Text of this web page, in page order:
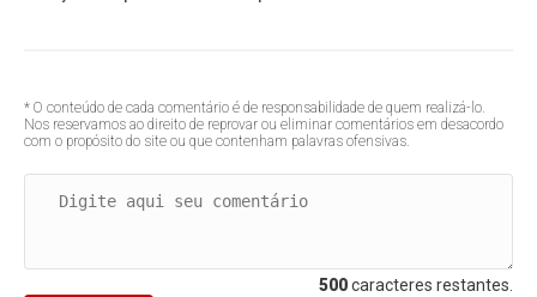
* O conteúdo de cada comentário é de responsabilidade de quem realizá-lo.
Nos reservamos ao direito de reprovar ou eliminar comentários em desacordo
com o propósito do site ou que contenham palavras ofensivas.
500caracteres restantes.